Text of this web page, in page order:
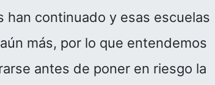
continuado y esas escuelas
más, por lo que entendemos
antes de poner en riesgo la